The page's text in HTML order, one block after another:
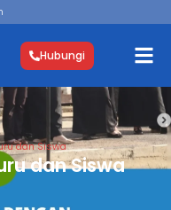
Hubungi
dan Siswa
dan Siswa